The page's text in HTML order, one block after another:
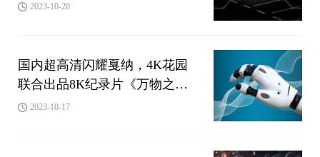
2023-10-20
国内超高清闪耀戛纳，4K花园
联合出品8K纪录片《万物之生
·贵州篇》亮相MIPCOM 2023
2023-10-17